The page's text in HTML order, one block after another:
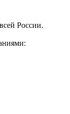
России.